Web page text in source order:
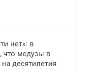
нет»: в
что медузы в
десятилетия